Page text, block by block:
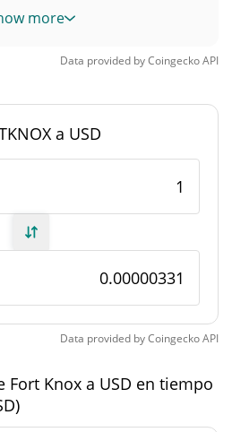
1.000.000.000 FORTKNOX
de Fort Knox
$3308,3
$3308,3
more
Data provided byCoingeckoAPI
a USD
Data provided byCoingeckoAPI
Fort Knox a USD en tiempo